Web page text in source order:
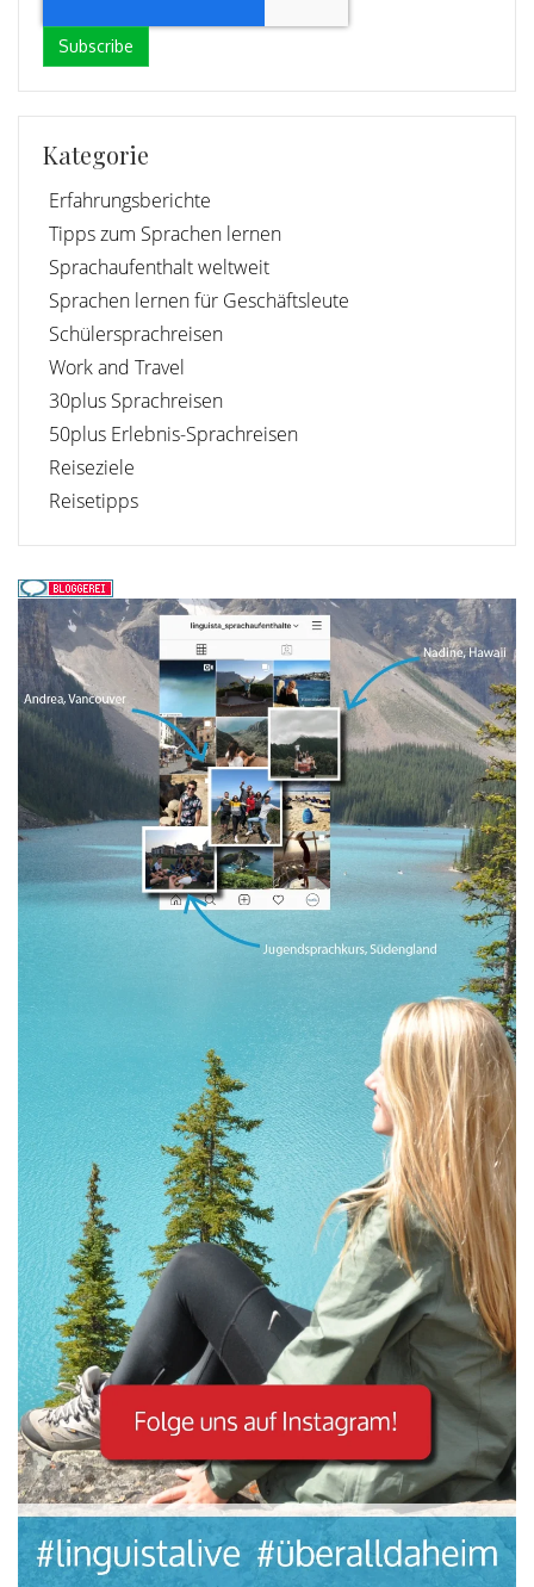
Kategorie
Erfahrungsberichte
Tipps zum Sprachen lernen
Sprachaufenthalt weltweit
Sprachen lernen für Geschäftsleute
Schülersprachreisen
Work and Travel
30plus Sprachreisen
50plus Erlebnis-Sprachreisen
Reiseziele
Reisetipps